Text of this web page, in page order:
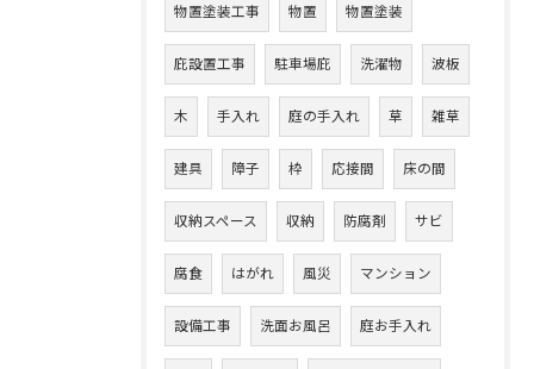
物置塗装工事 物置 物置塗装
庇設置工事 駐車場庇 洗濯物 波板
木 手入れ 庭の手入れ 草 雑草
建具 障子 枠 応接間 床の間
収納スペース 収納 防腐剤 サビ
腐食 はがれ 風災 マンション
設備工事 洗面お風呂 庭お手入れ